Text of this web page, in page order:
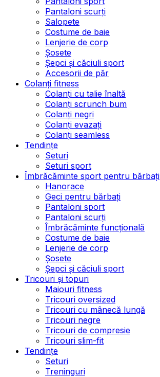
Pantaloni scurți
Salopete
Costume de baie
Lenjerie de corp
Șosete
Șepci și căciuli sport
Accesorii de păr
Colanți fitness
Colanți cu talie înaltă
Colanți scrunch bum
Colanți negri
Colanți evazați
Colanți seamless
Tendințe
Seturi
Seturi sport
Îmbrăcăminte sport pentru bărbați
Hanorace
Geci pentru bărbați
Pantaloni sport
Pantaloni scurți
Îmbrăcăminte funcțională
Costume de baie
Lenjerie de corp
Șosete
Șepci și căciuli sport
Tricouri și topuri
Maiouri fitness
Tricouri oversized
Tricouri cu mânecă lungă
Tricouri negre
Tricouri de compresie
Tricouri slim-fit
Tendințe
Seturi
Treninguri